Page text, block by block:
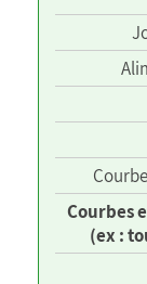
Courbes
(ex :